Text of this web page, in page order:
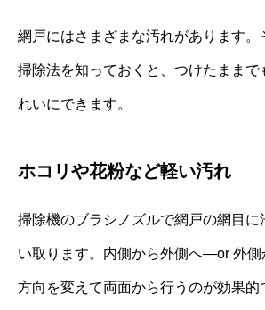
網戸にはさまざまな汚れがあります。
掃除法を知っておくと、つけたままで
れいにできます。
ホコリや花粉など軽い汚れ
掃除機のブラシノズルで網戸の網目に
い取ります。内側から外側へ—or 外
方向を変えて両面から行うのが効果的